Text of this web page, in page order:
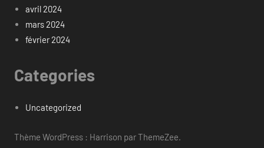
avril 2024
mars 2024
février 2024
Categories
Uncategorized
Thème WordPress : Harrison par ThemeZee.